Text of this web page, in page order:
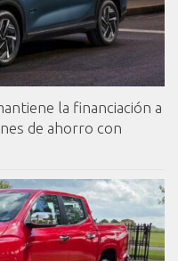
la financiación a
de ahorro con